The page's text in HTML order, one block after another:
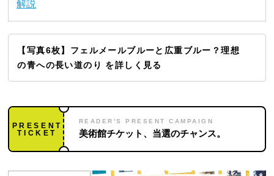
解説
【写真6枚】フェルメールブルーと広重ブルー？理想
の青への長い道のり を詳しく見る
PRESENT
TICKET
READER'S PRESENT CAMPAIGN
美術館チケット、当選のチャンス。